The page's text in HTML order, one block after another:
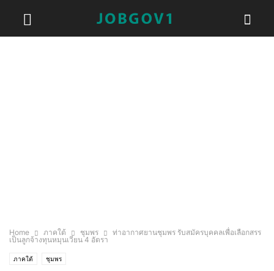
Home ภาคใต้ ชุมพร
ท่าอากาศยานชุมพร รับสมัครบุคคลเพื่อเลือกสรร
เป็นลูกจ้างทุนหมุนเวียน 4 อัตรา
ภาคใต้ ชุมพร